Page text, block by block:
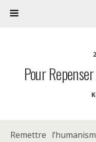
Pour
Remettre